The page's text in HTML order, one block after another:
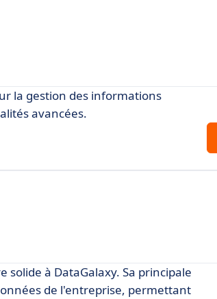
la gestion des informations
avancées.
à DataGalaxy. Sa principale
de l'entreprise, permettant